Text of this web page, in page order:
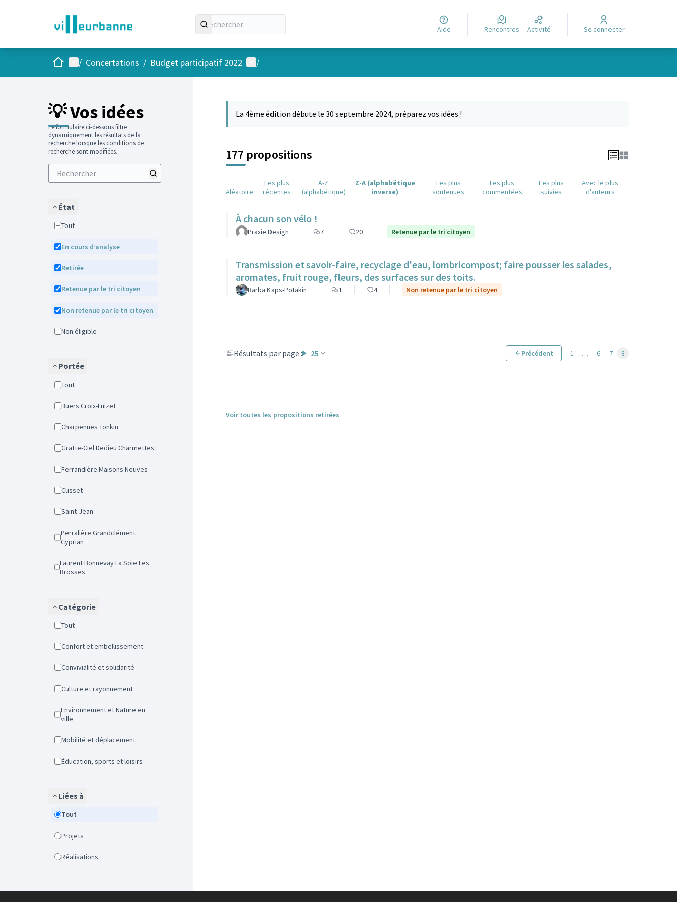
Aide Rencontres Activité Se connecter
AccueilMenu principal
/ Concertations / Budget participatif 2022 Menu utilisateur
/
💡 Vos idées
Le formulaire ci-dessous filtre
dynamiquement les résultats de la
recherche lorsque les conditions de
recherche sont modifiées.
État
Tout
En cours d’analyse
Retirée
Retenue par le tri citoyen
Non retenue par le tri citoyen
Non éligible
Portée
Tout
Buers Croix-Luizet
Charpennes Tonkin
Gratte-Ciel Dedieu Charmettes
Ferrandière Maisons Neuves
Cusset
Saint-Jean
Perralière Grandclément
Cyprian
Laurent Bonnevay La Soie Les
Brosses
Catégorie
Tout
Confort et embellissement
Convivialité et solidarité
Culture et rayonnement
Environnement et Nature en
ville
Mobilité et déplacement
Éducation, sports et loisirs
Liées à
Tout
Projets
Réalisations
La 4ème édition débute le 30 septembre 2024, préparez vos idées !
177 propositions
Aléatoire
Les plus
récentes
A-Z
(alphabétique)
Z-A (alphabétique
inverse)
Les plus
soutenues
Les plus
commentées
Les plus
suivies
Avec le plus
d'auteurs
À chacun son vélo !
Praxie Design 7 20 Retenue par le tri citoyen
Transmission et savoir-faire, recyclage d'eau, lombricompost; faire pousser les salades,
aromates, fruit rouge, fleurs, des surfaces sur des toits.
Barba Kaps-Potakin 1 4 Non retenue par le tri citoyen
Résultats par page : 25 Précédent 1 … 6 7 8
Voir toutes les propositions retirées